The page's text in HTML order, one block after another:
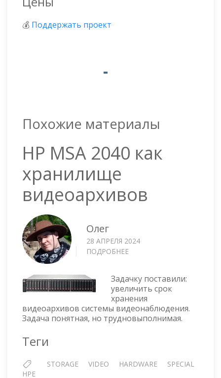
💰 Поддержать проект
Похожие материалы
HP MSA 2040 как
хранилище
видеоархивов
Олег
28 АПРЕЛЯ 2024
ПОДРОБНЕЕ
2040
КАК
ХРАНИЛИЩЕ
ВИДЕОАРХИВОВ
Задачку поставили:
увеличить срок
хранения
видеоархивов системы видеонаблюдения.
Задача понятная, но трудновыполнимая.
Теги
STORAGE VIDEO HARDWARE
SPECIAL
HPE